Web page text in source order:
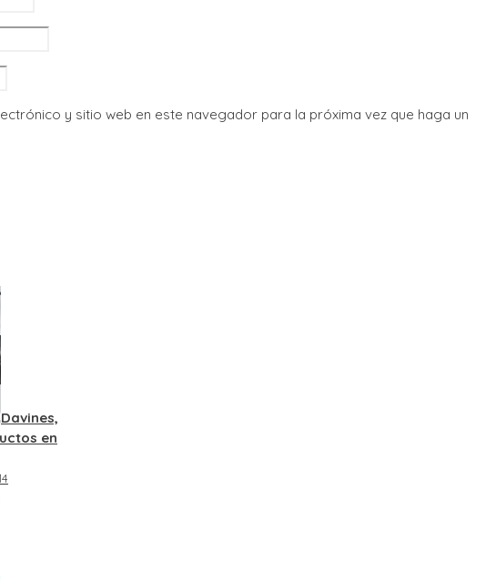
y sitio web en este navegador para la próxima vez que haga un
Davines,
en